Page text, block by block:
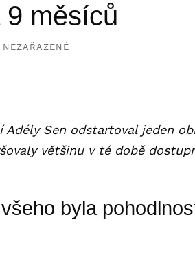
9 měsíců
NEZAŘAZENÉ
Adély Sen odstartoval jeden
většinu v té době
byla